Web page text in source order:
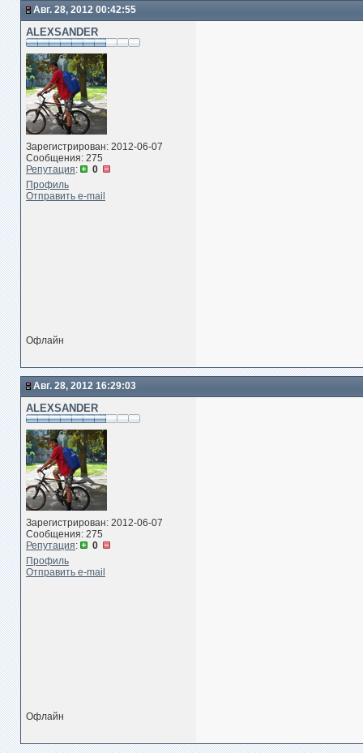
Авг. 28, 2012 00:42:55
ALEXSANDER
Зарегистрирован: 2012-06-07
Сообщения: 275
Репутация:
0
Профиль
Отправить e-mail
Офлайн
Авг. 28, 2012 16:29:03
ALEXSANDER
Зарегистрирован: 2012-06-07
Сообщения: 275
Репутация:
0
Профиль
Отправить e-mail
Офлайн